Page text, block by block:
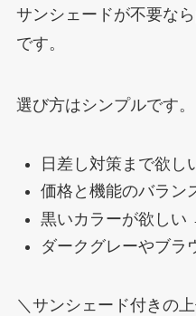
サンシェードが不要な
です。
選び方はシンプルです。
日差し対策まで欲
価格と機能のバラ
黒いカラーが欲し
ダークグレーやブ
＼サンシェード付きの